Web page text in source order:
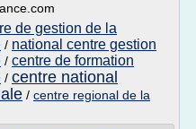
de gestion de la
/ national centre gestion
/ centre de formation
/ centre national
/ centre regional de la